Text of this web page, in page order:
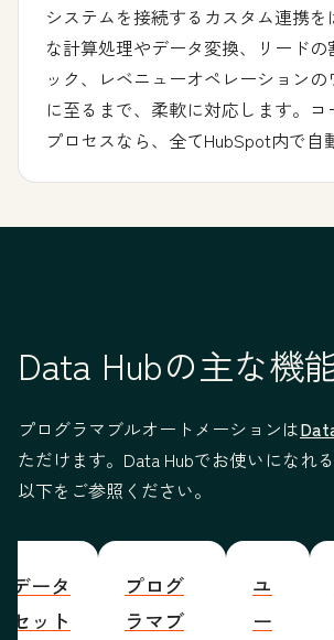
システムを接続するカスタム連携を
な計算処理やデータ変換、リードの
ック、レベニューオペレーション
に至るまで、柔軟に対応します。コ
プロセスなら、全てHubSpot内で自
Data Hubの主な機
プログラマブルオートメーションは
ただけます。Data Hubでお使いになれ
以下をご参照ください。
データ
セット
プログ
ラマブ
ユ
ー